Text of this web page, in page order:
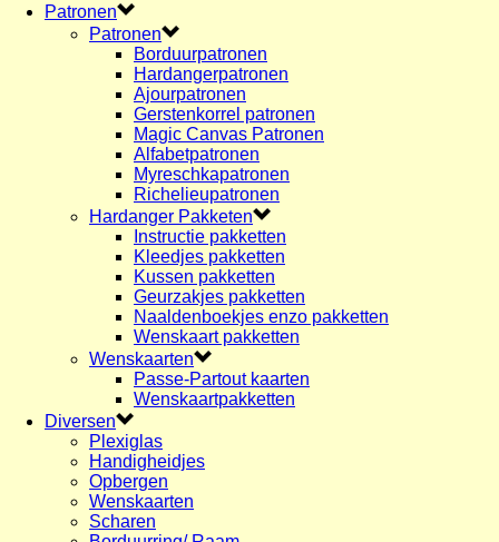
Patronen
Patronen
Borduurpatronen
Hardangerpatronen
Ajourpatronen
Gerstenkorrel patronen
Magic Canvas Patronen
Alfabetpatronen
Myreschkapatronen
Richelieupatronen
Hardanger Pakketen
Instructie pakketten
Kleedjes pakketten
Kussen pakketten
Geurzakjes pakketten
Naaldenboekjes enzo pakketten
Wenskaart pakketten
Wenskaarten
Passe-Partout kaarten
Wenskaartpakketten
Diversen
Plexiglas
Handigheidjes
Opbergen
Wenskaarten
Scharen